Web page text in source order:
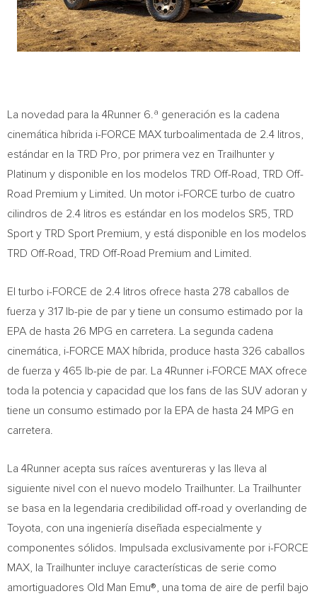
La novedad para la 4Runner 6.ª generación es la cadena
cinemática híbrida i-FORCE MAX turboalimentada de 2.4 litros,
estándar en la TRD Pro, por primera vez en Trailhunter y
Platinum y disponible en los modelos TRD Off-Road, TRD Off-
Road Premium y Limited. Un motor i-FORCE turbo de cuatro
cilindros de 2.4 litros es estándar en los modelos SR5, TRD
Sport y TRD Sport Premium, y está disponible en los modelos
TRD Off-Road, TRD Off-Road Premium and Limited.
El turbo i-FORCE de 2.4 litros ofrece hasta 278 caballos de
fuerza y 317 lb-pie de par y tiene un consumo estimado por la
EPA de hasta 26 MPG en carretera. La segunda cadena
cinemática, i-FORCE MAX híbrida, produce hasta 326 caballos
de fuerza y 465 lb-pie de par. La 4Runner i-FORCE MAX ofrece
toda la potencia y capacidad que los fans de las SUV adoran y
tiene un consumo estimado por la EPA de hasta 24 MPG en
carretera.
La 4Runner acepta sus raíces aventureras y las lleva al
siguiente nivel con el nuevo modelo Trailhunter. La Trailhunter
se basa en la legendaria credibilidad off-road y overlanding de
Toyota, con una ingeniería diseñada especialmente y
componentes sólidos. Impulsada exclusivamente por i-FORCE
MAX, la Trailhunter incluye características de serie como
amortiguadores Old Man Emu®, una toma de aire de perfil bajo